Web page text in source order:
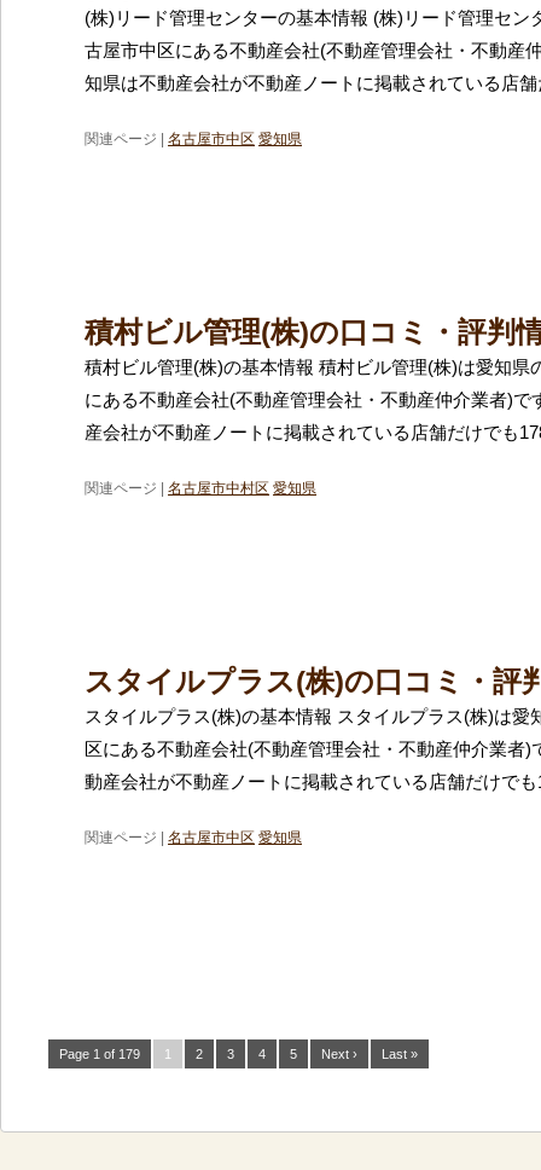
(株)リード管理センターの基本情報 (株)リード管理セン
古屋市中区にある不動産会社(不動産管理会社・不動産
知県は不動産会社が不動産ノートに掲載されている店
関連ページ | 名古屋市中区 愛知県
積村ビル管理(株)の口コミ・評判
積村ビル管理(株)の基本情報 積村ビル管理(株)は愛知県
にある不動産会社(不動産管理会社・不動産仲介業者)で
産会社が不動産ノートに掲載されている店舗だけでも
関連ページ | 名古屋市中村区 愛知県
スタイルプラス(株)の口コミ・評
スタイルプラス(株)の基本情報 スタイルプラス(株)は愛
区にある不動産会社(不動産管理会社・不動産仲介業者)
動産会社が不動産ノートに掲載されている店舗だけでも
関連ページ | 名古屋市中区 愛知県
Page 1 of 179 1 2 3 4 5 Next › Last »